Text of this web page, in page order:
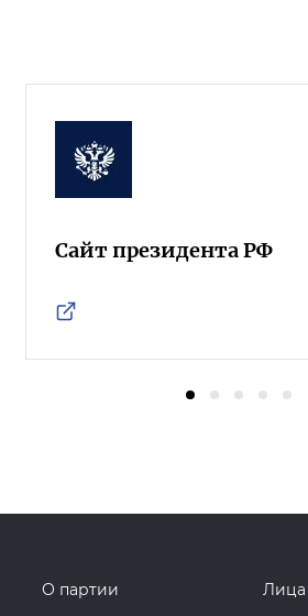
Сайт президента РФ
О партии
Лица